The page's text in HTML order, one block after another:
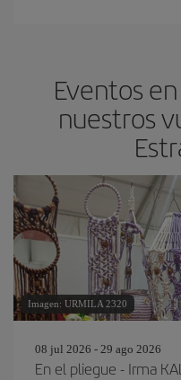
Eventos
nuestros
Imagen: URMILA 2320
08 jul 2026 - 29 ago 2026
En el pliegue - Irma